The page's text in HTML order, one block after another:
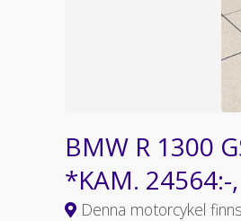
BMW R 1300
*KAM. 24564:-
Denna motorcykel